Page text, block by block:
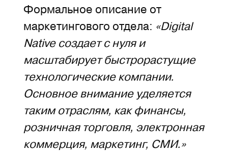
Формальное описание от
маркетингового отдела: «Digital
Native создает с нуля и
масштабирует быстрорастущие
технологические компании.
Основное внимание уделяется
таким отраслям, как финансы,
розничная торговля, электронная
коммерция, маркетинг, СМИ.»